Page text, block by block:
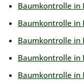
Baumkontrolle in
Baumkontrolle in
Baumkontrolle in
Baumkontrolle in
Baumkontrolle in